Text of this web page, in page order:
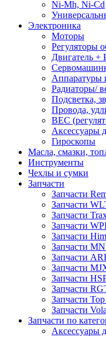
Ni-Mh, Ni-Cd
Электроника
Моторы
Регуляторы
Двигатель +
Аппаратуры
Радиаторы/
Подсветка,
Провода,
BEC
Аксессуары
Гироскопы
Масла, смазки,
Инструменты
Чехлы и сумки
Запчасти
Запчасти
Запчасти
Запчасти
Запчасти
Запчасти
Запчасти
Запчасти
Запчасти
Запчасти
Запчасти
Запчасти
Запчасти
Запчасти по
Аксессуары